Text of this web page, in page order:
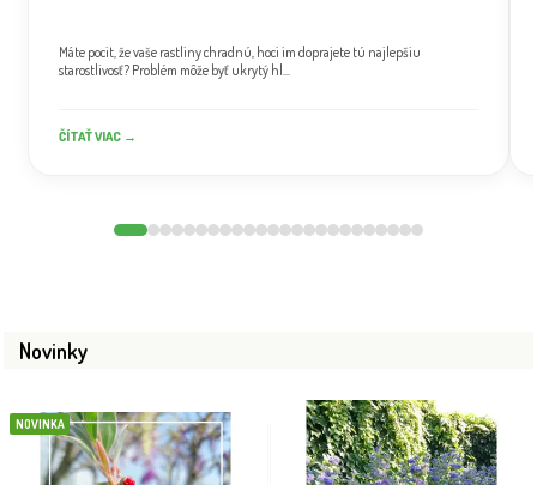
Máte pocit, že vaše rastliny chradnú, hoci im doprajete tú najlepšiu
starostlivosť? Problém môže byť ukrytý hl...
ČÍTAŤ VIAC →
Novinky
NOVINKA